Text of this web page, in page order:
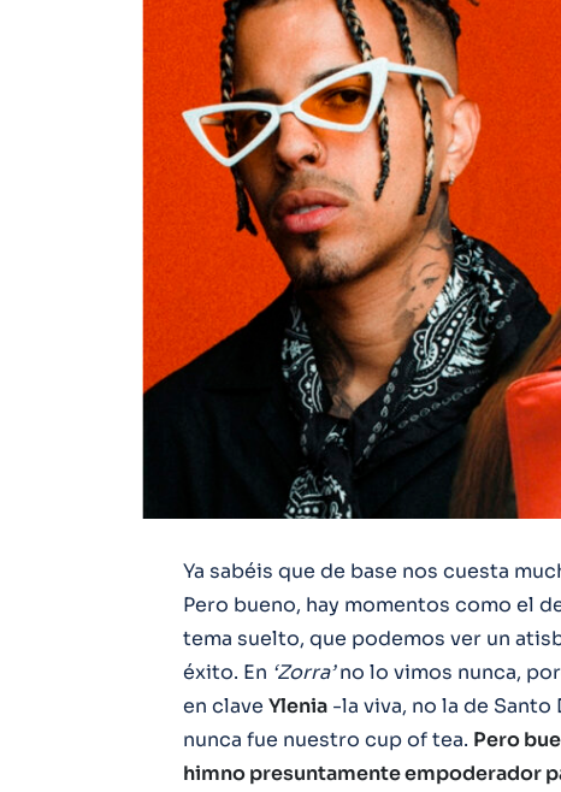
Ya sabéis que de base nos cuesta
Pero bueno, hay momentos como el
tema suelto, que podemos ver un
éxito. En ‘Zorra’no lo vimos nunca,
en clave Ylenia -la viva, no la de
nunca fue nuestro cup of tea. Pero
himno presuntamente empoderador